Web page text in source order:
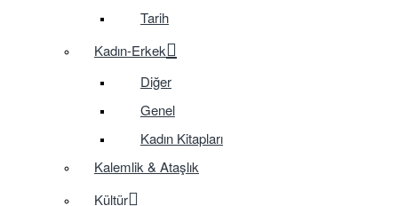
Tarih
Kadın-Erkek
Diğer
Genel
Kadın Kitapları
Kalemlik & Ataşlık
Kültür